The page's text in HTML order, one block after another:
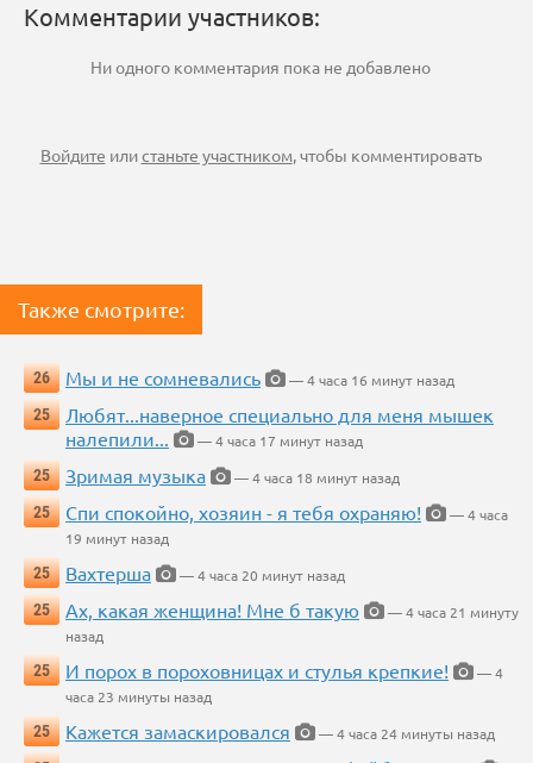
Комментарии участников:
Ни одного комментария пока не добавлено
Войдите илистаньте участником, чтобы комментировать
Также смотрите:
26 Мы и не сомневались
— 4 часа 16 минут назад
25
Любят...наверное специально для меня мышек
налепили...
— 4 часа 17 минут назад
25
Зримая музыка
— 4 часа 18 минут назад
25
Спи спокойно, хозяин - я тебя охраняю!
— 4 часа
19 минут назад
25
Вахтерша
— 4 часа 20 минут назад
25
Ах, какая женщина! Мне б такую
— 4 часа 21 минуту
назад
25
И порох в пороховницах и стулья крепкие!
— 4
часа 23 минуты назад
25
Кажется замаскировался
— 4 часа 24 минуты назад